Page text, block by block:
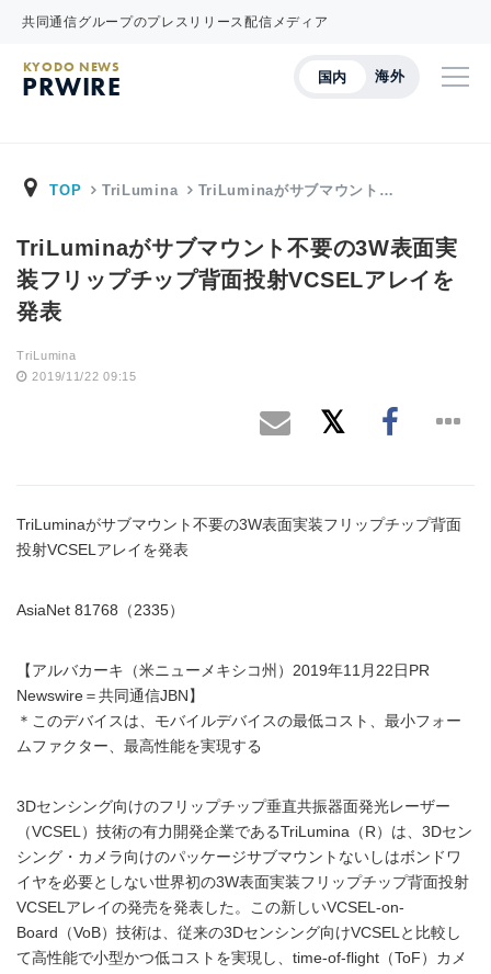
共同通信グループのプレスリリース配信メディア
国内 海外
KYODO NEWS
PRWIRE
TOP TriLumina TriLuminaがサブマウント…
TriLuminaがサブマウント不要の3W表面実
装フリップチップ背面投射VCSELアレイを
発表
TriLumina
2019/11/22 09:15
TriLuminaがサブマウント不要の3W表面実装フリップチップ背面
投射VCSELアレイを発表
AsiaNet 81768（2335）
【アルバカーキ（米ニューメキシコ州）2019年11月22日PR
Newswire＝共同通信JBN】
＊このデバイスは、モバイルデバイスの最低コスト、最小フォー
ムファクター、最高性能を実現する
3Dセンシング向けのフリップチップ垂直共振器面発光レーザー
（VCSEL）技術の有力開発企業であるTriLumina（R）は、3Dセン
シング・カメラ向けのパッケージサブマウントないしはボンドワ
イヤを必要としない世界初の3W表面実装フリップチップ背面投射
VCSELアレイの発売を発表した。この新しいVCSEL-on-
Board（VoB）技術は、従来の3Dセンシング向けVCSELと比較し
て高性能で小型かつ低コストを実現し、time-of-flight（ToF）カメ